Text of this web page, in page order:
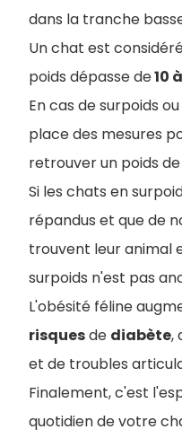
dans la tranche
Un chat est
poids dépasse de10
En cas de surpoids
place des mesures
retrouver un poids
Si les chats en
répandus et que de
trouvent leur animal
surpoids n'est pas
L'obésité féline
risquesde diabète,
et de troubles
Finalement, c'est
quotidien de votre